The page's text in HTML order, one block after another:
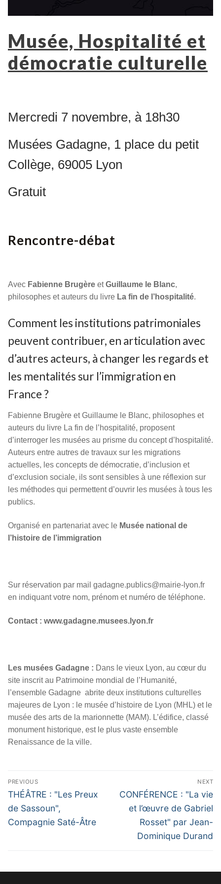
Musée, Hospitalité et
démocratie culturelle
Mercredi 7 novembre, à 18h30
Musées Gadagne, 1 place du petit
Collège, 69005 Lyon
Gratuit
Rencontre-débat
Avec Fabienne Brugère etGuillaume le Blanc,
philosophes et auteurs du livre La fin de l’hospitalité.
Comment les institutions patrimoniales
peuvent contribuer, en articulation avec
d’autres acteurs, à changer les regards et
les mentalités sur l’immigration en
France ?
Fabienne Brugère et Guillaume le Blanc, philosophes et
auteurs du livre La fin de l’hospitalité, proposent
d’interroger les musées au prisme du concept d’hospitalité.
Auteurs entre autres de travaux sur les migrations
actuelles, les concepts de démocratie, d’inclusion et
d’exclusion sociale, ils sont sensibles à une réflexion sur
les méthodes qui permettent d’ouvrir les musées à tous les
publics.
Organisé en partenariat avec le Musée national de
l’histoire de l’immigration
Sur réservation par mail gadagne.publics@mairie-lyon.fr
en indiquant votre nom, prénom et numéro de téléphone.
Contact : www.gadagne.musees.lyon.fr
Les musées Gadagne : Dans le vieux Lyon, au cœur du
site inscrit au Patrimoine mondial de l’Humanité,
l’ensemble Gadagne abrite deux institutions culturelles
majeures de Lyon : le musée d’histoire de Lyon (MHL) et le
musée des arts de la marionnette (MAM). L’édifice, classé
monument historique, est le plus vaste ensemble
Renaissance de la ville.
Navigation
de
l’article
PREVIOUS
Previous
post:
THÉÂTRE : "Les Preux
de Sassoun",
Compagnie Saté-Âtre
NEXT
Next
post:
CONFÉRENCE : "La vie
et l’œuvre de Gabriel
Rosset" par Jean-
Dominique Durand